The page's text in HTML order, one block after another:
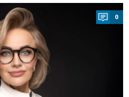
0